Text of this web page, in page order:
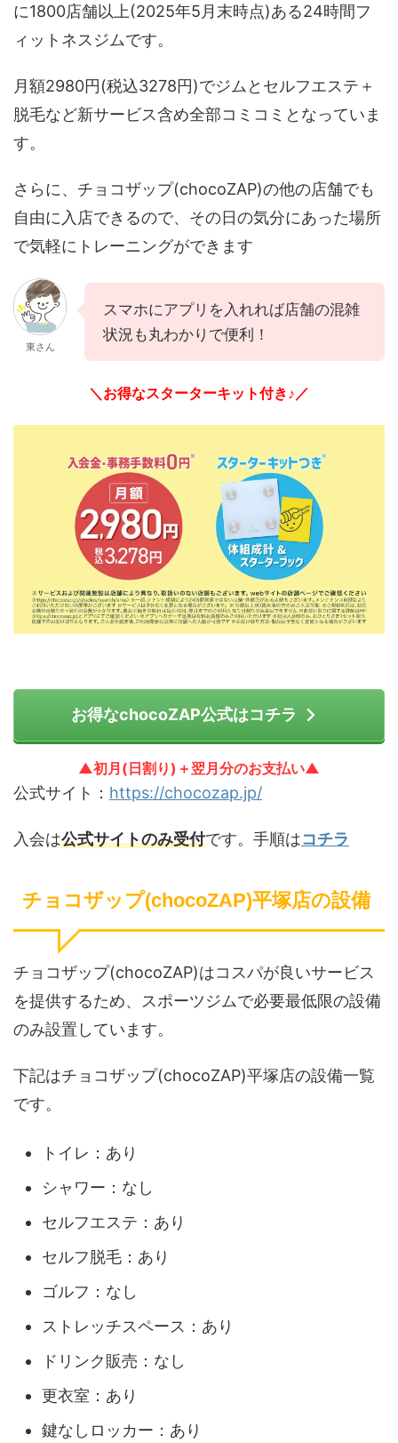
に1800店舗以上(2025年5月末時点)ある24時間フ
ィットネスジムです。
月額2980円(税込3278円)でジムとセルフエステ＋
脱毛など新サービス含め全部コミコミとなっていま
す。
さらに、チョコザップ(chocoZAP)の他の店舗でも
自由に入店できるので、その日の気分にあった場所
で気軽にトレーニングができます
東さん
スマホにアプリを入れれば店舗の混雑
状況も丸わかりで便利！
＼お得なスターターキット付き♪／
お得なchocoZAP公式はコチラ
▲初月(日割り)＋翌月分のお支払い▲
公式サイト： https://chocozap.jp/
入会は公式サイトのみ受付です。手順はコチラ
チョコザップ(chocoZAP)平塚店の設備
チョコザップ(chocoZAP)はコスパが良いサービス
を提供するため、スポーツジムで必要最低限の設備
のみ設置しています。
下記はチョコザップ(chocoZAP)平塚店の設備一覧
です。
トイレ：あり
シャワー：なし
セルフエステ：あり
セルフ脱毛：あり
ゴルフ：なし
ストレッチスペース：あり
ドリンク販売：なし
更衣室：あり
鍵なしロッカー：あり